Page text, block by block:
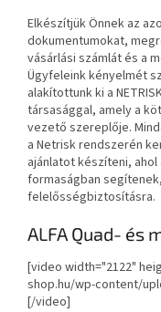
Elkészítjük Önnek az
dokumentumokat,
vásárlási számlát és a
Ügyfeleink kényelmét
alakítottunk ki a
társasággal, amely a
vezető szereplője.
a Netrisk rendszerén
ajánlatot készíteni,
formaságban
felelősségbiztosításra.
ALFA Quad-
[video width="2122"
shop.hu/wp-content/
[/video]